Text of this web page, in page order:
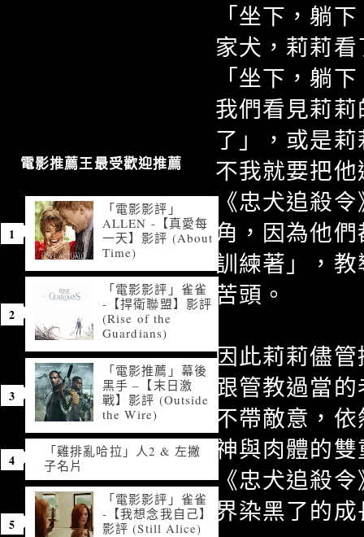
「坐下，躺
家犬，莉莉
「坐下，躺
我們看見莉
了」，或是
不我就要把
《忠犬追殺
角，因為他
訓練著」，
苦頭。
因此莉莉儘
跟管教過當
不帶敵意，
神與肉體的
《忠犬追殺
界染黑了的
電影推薦王最受歡迎推薦
「電影影評」
ALLEN -【真愛每
一天】影評 (About
Time)
「電影影評」雀雀
-【捍衛聯盟】影評
(Rise of the
Guardians)
「電影推薦」幕後
黑手 –【末日激
戰】影評 (Outside
the Wire)
「雞排亂哈拉」人2 & 左撇
子名片
「電影影評」雀雀
-【我想念我自己】
影評 (Still Alice)